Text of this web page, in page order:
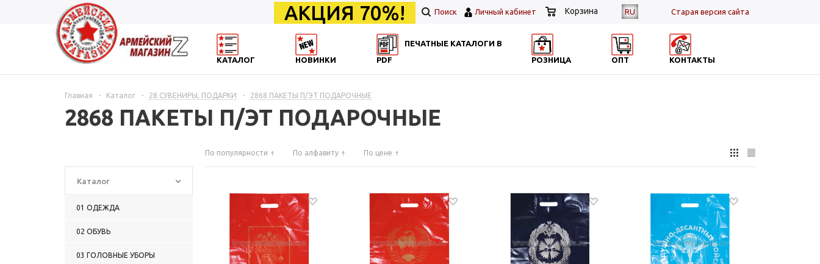
RU Cтарая версия сайта
АКЦИЯ 70%! Поиск Личный кабинет Корзина
КАТАЛОГ НОВИНКИ
ПЕЧАТНЫЕ КАТАЛОГИ В
PDF
РОЗНИЦА ОПТ КОНТАКТЫ
Главная - Каталог - 28 СУВЕНИРЫ, ПОДАРКИ - 2868 ПАКЕТЫ П/ЭТ ПОДАРОЧНЫЕ
2868 ПАКЕТЫ П/ЭТ ПОДАРОЧНЫЕ
Каталог
01 ОДЕЖДА
02 ОБУВЬ
03 ГОЛОВНЫЕ УБОРЫ
По популярности По алфавиту По цене